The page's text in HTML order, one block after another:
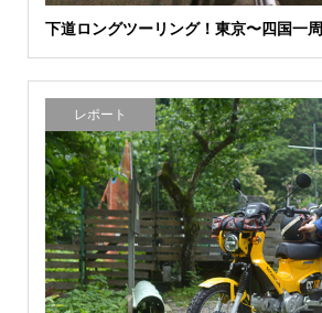
下道ロングツーリング！東京〜四国一周
レポート